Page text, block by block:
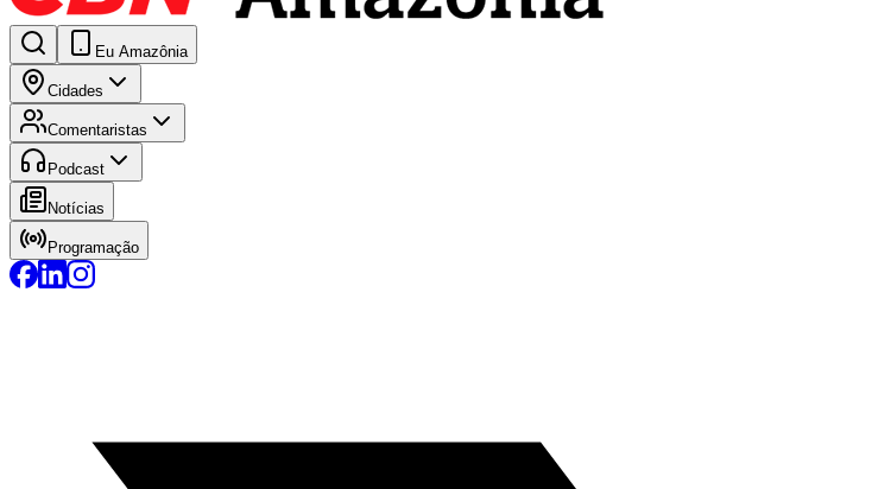
Eu Amazônia
Cidades
Comentaristas
Podcast
Notícias
Programação